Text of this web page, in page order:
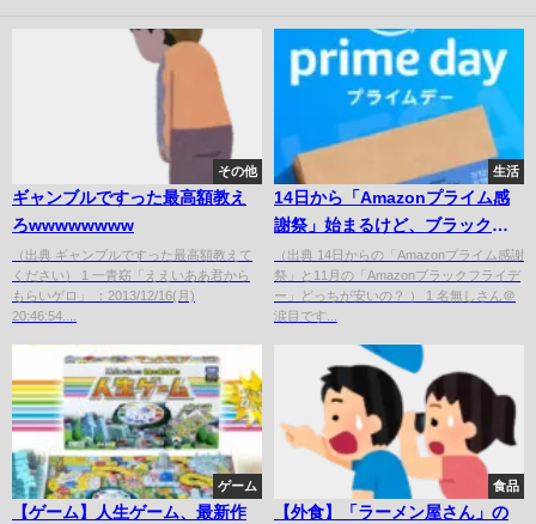
その他
ギャンブルですった最高額教え
ろwwwwwwww
（出典 ギャンブルですった最高額教えて
ください） 1 一青窈「ええいああ君から
もらいゲロ」 ：2013/12/16(月)
20:46:54....
生活
14日から「Amazonプライム感
謝祭」始まるけど、ブラックフ
ライデーまで待った方がええん
か？？？
（出典 14日からの「Amazonプライム感謝
祭」と11月の「Amazonブラックフライデ
ー」どっちが安いの？ ） 1 名無しさん＠
涙目です...
ゲーム
【ゲーム】人生ゲーム、最新作
食品
【外食】「ラーメン屋さん」の